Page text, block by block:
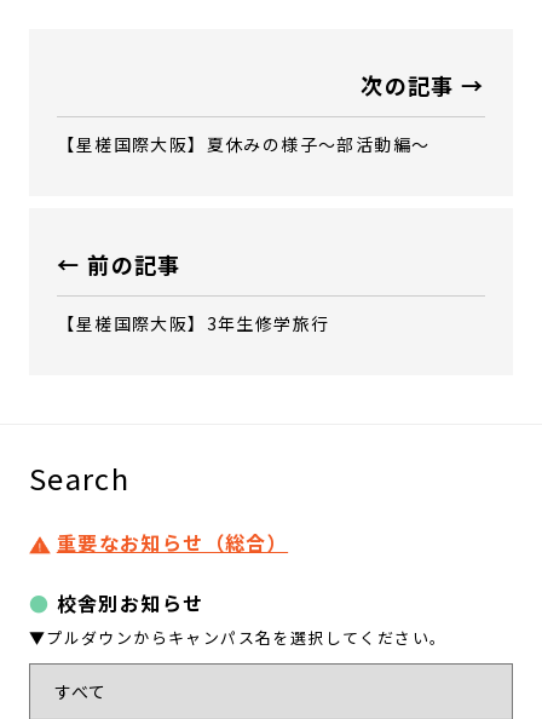
次の記事 →
【星槎国際大阪】夏休みの様子～部活動編～
← 前の記事
【星槎国際大阪】3年生修学旅行
Search
重要なお知らせ（総合）
校舎別お知らせ
▼プルダウンからキャンパス名を選択してください。